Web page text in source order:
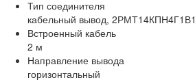
Тип соединителя
кабельный вывод, 2РМТ14КПН4Г1В1
Встроенный кабель
2 м
Направление вывода
горизонтальный